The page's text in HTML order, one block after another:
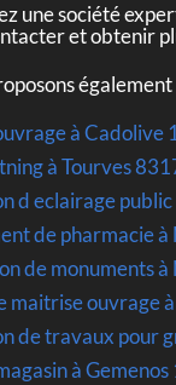
une société
et obtenir
également
à Cadolive
à Tourves
d eclairage
de pharmacie
de monuments
maitrise ouvrage
de travaux pour
à